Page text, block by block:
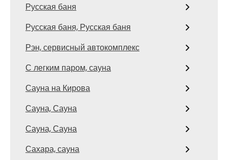
Русская баня
Русская баня, Русская баня
Рэн, сервисный автокомплекс
С легким паром, сауна
Сауна на Кирова
Сауна, Сауна
Сауна, Сауна
Сахара, сауна